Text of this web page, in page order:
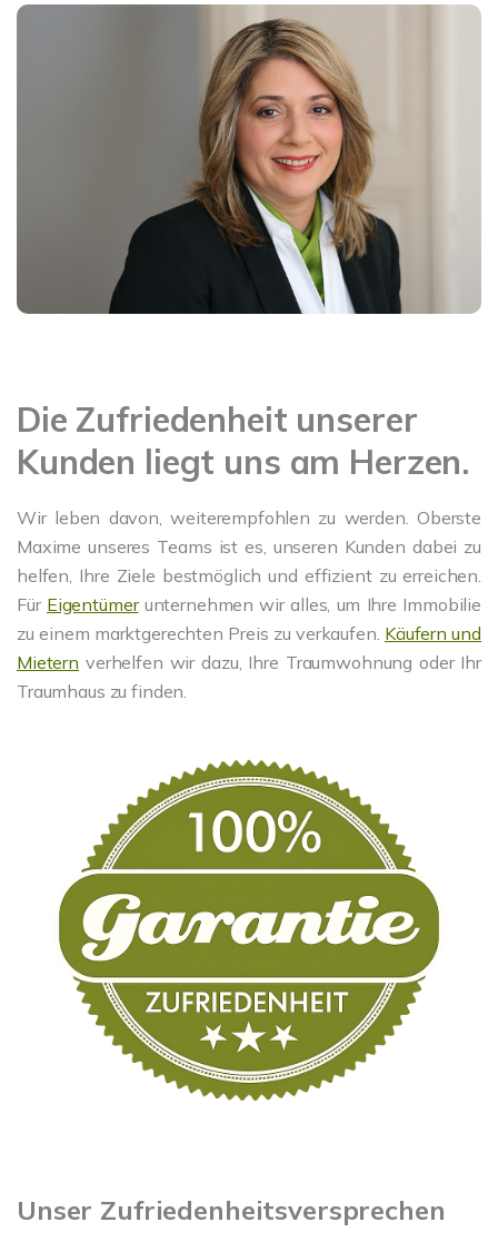
Die Zufriedenheit unserer
Kunden liegt uns am Herzen.
Wir leben davon, weiterempfohlen zu werden. Oberste
Maxime unseres Teams ist es, unseren Kunden dabei zu
helfen, Ihre Ziele bestmöglich und effizient zu erreichen.
Für Eigentümerunternehmen wir alles, um Ihre Immobilie
zu einem marktgerechten Preis zu verkaufen. Käufern und
Mietern verhelfen wir dazu, Ihre Traumwohnung oder Ihr
Traumhaus zu finden.
Unser Zufriedenheitsversprechen